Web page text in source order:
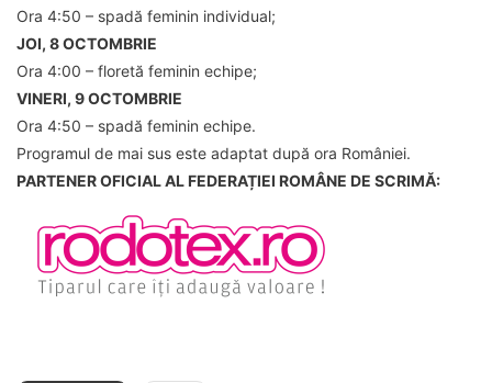
Ora 4:50 – spadă feminin individual;
JOI, 8 OCTOMBRIE
Ora 4:00 – floretă feminin echipe;
VINERI, 9 OCTOMBRIE
Ora 4:50 – spadă feminin echipe.
Programul de mai sus este adaptat după ora României.
PARTENER OFICIAL AL FEDERAȚIEI ROMÂNE DE SCRIMĂ: